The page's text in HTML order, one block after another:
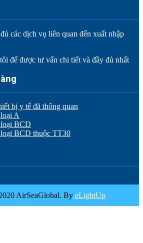
các dịch vụ liên quan đến xuất nhập
để được tư vấn chi tiết và đầy đủ nhất
bị y tế đã thông quan
A
BCD
BCD thuộc TT30
AirSeaGlobal. By eLightUp